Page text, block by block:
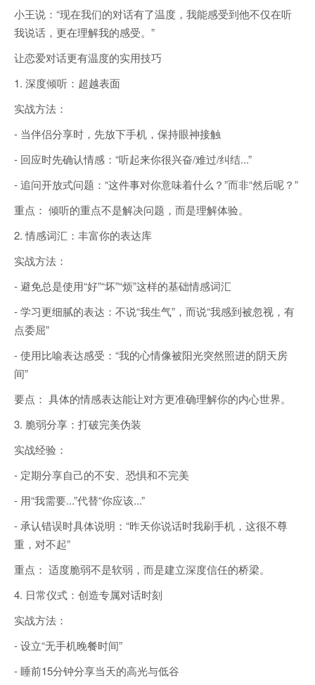
小王说：“现在我们的对话有了温度，我能感受到他不仅在听
我说话，更在理解我的感受。”
让恋爱对话更有温度的实用技巧
1. 深度倾听：超越表面
实战方法：
- 当伴侣分享时，先放下手机，保持眼神接触
- 回应时先确认情感：“听起来你很兴奋/难过/纠结...”
- 追问开放式问题：“这件事对你意味着什么？”而非“然后呢？”
重点： 倾听的重点不是解决问题，而是理解体验。
2. 情感词汇：丰富你的表达库
实战方法：
- 避免总是使用“好”“坏”“烦”这样的基础情感词汇
- 学习更细腻的表达：不说“我生气”，而说“我感到被忽视，有
点委屈”
- 使用比喻表达感受：“我的心情像被阳光突然照进的阴天房
间”
要点： 具体的情感表达能让对方更准确理解你的内心世界。
3. 脆弱分享：打破完美伪装
实战经验：
- 定期分享自己的不安、恐惧和不完美
- 用“我需要...”代替“你应该...”
- 承认错误时具体说明：“昨天你说话时我刷手机，这很不尊
重，对不起”
重点： 适度脆弱不是软弱，而是建立深度信任的桥梁。
4. 日常仪式：创造专属对话时刻
实战方法：
- 设立“无手机晚餐时间”
- 睡前15分钟分享当天的高光与低谷